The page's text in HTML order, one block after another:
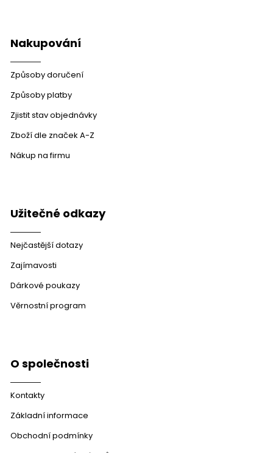
Nakupování
Způsoby doručení
Způsoby platby
Zjistit stav objednávky
Zboží dle značek A-Z
Nákup na firmu
Užitečné odkazy
Nejčastější dotazy
Zajímavosti
Dárkové poukazy
Věrnostní program
O společnosti
Kontakty
Základní informace
Obchodní podmínky